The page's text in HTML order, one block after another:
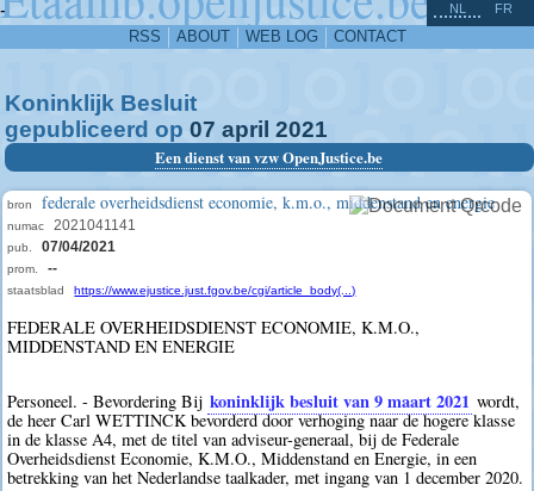
-
RSS ABOUT WEB LOG CONTACT
NL FR
Koninklijk Besluit
gepubliceerd op 07 april 2021
Een dienst van vzw OpenJustice.be
bron federale overheidsdienst economie, k.m.o., middenstand en energie
numac 2021041141
pub. 07/04/2021
prom. --
staatsblad https://www.ejustice.just.fgov.be/cgi/article_body(...)
FEDERALE OVERHEIDSDIENST ECONOMIE, K.M.O.,
MIDDENSTAND EN ENERGIE
Personeel. - Bevordering Bij koninklijk besluit van 9 maart 2021 wordt,
de heer Carl WETTINCK bevorderd door verhoging naar de hogere klasse
in de klasse A4, met de titel van adviseur-generaal, bij de Federale
Overheidsdienst Economie, K.M.O., Middenstand en Energie, in een
betrekking van het Nederlandse taalkader, met ingang van 1 december 2020.
^